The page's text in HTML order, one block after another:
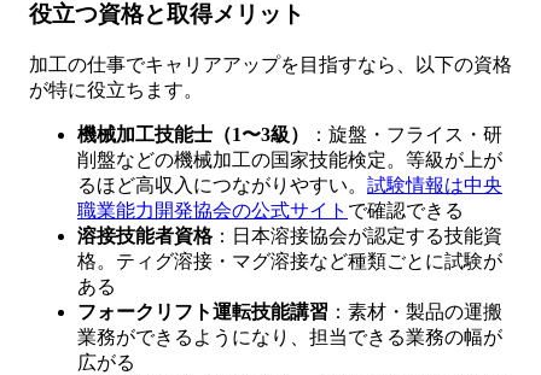
役立つ資格と取得メリット
加工の仕事でキャリアアップを目指すなら、以下の資格
が特に役立ちます。
機械加工技能士（1〜3級）
：旋盤・フライス・研
削盤などの機械加工の国家技能検定。等級が上が
るほど高収入につながりやすい。 試験情報は中央
職業能力開発協会の公式サイト で確認できる
溶接技能者資格：日本溶接協会が認定する技能資
格。ティグ溶接・マグ溶接など種類ごとに試験が
ある
フォークリフト運転技能講習 ：素材・製品の運搬
業務ができるようになり、担当できる業務の幅が
広がる